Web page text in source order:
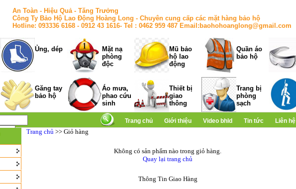
An Toàn - Hiệu Quả - Tăng Trưởng
Công Ty Bảo Hộ Lao Động Hoàng Long - Chuyên cung cấp các mặt hàng bảo hộ
Hotline: 093336 6168 - 0912 43 1616- Tel : 0462 959 487 Email:baohohoanglong@gmail.com
Ủng, dép
Mặt nạ
phòng
độc
Mũ bảo
hộ lao
động
Quần áo
bảo hộ
Găng tay
bảo hộ
Áo mưa,
phao cứu
sinh
Thiết bị
giao
thông
Trang bị
phòng
sạch
Trang chủ Giới thiệu Video bhld Tin tức Liên hệ
Trang chủ >> Giỏ hàng
Không có sản phẩm nào trong giỏ hàng.
Quay lại trang chủ
Thông Tin Giao Hàng